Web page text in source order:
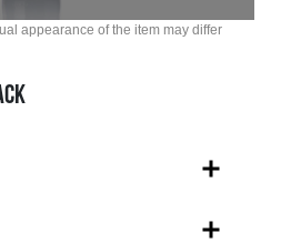
appearance of the item may differ